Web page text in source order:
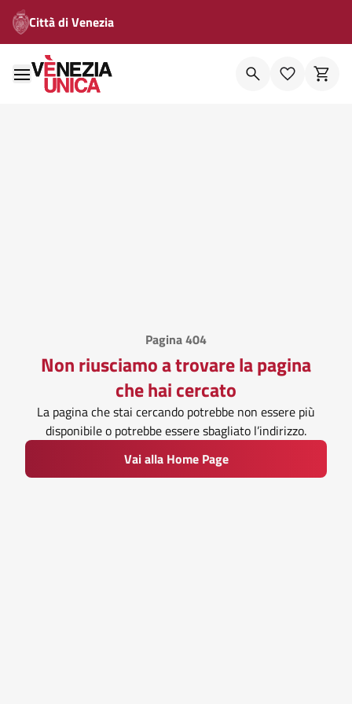
Città di Venezia
Pagina 404
Non riusciamo a trovare la pagina
che hai cercato
La pagina che stai cercando potrebbe non essere più
disponibile o potrebbe essere sbagliato l’indirizzo.
Vai alla Home Page